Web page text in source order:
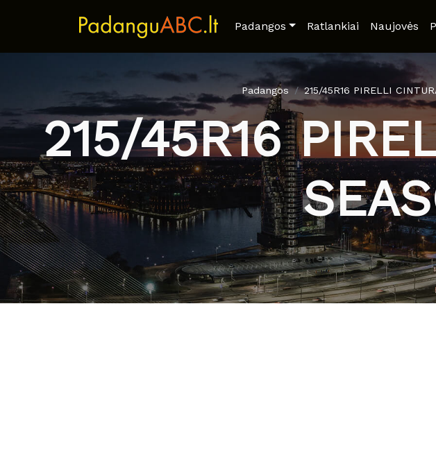
Padangos Ratlankiai Naujovės
Padangos 215/45R16 PIRELLI
215/45R16